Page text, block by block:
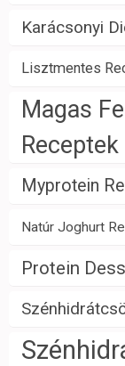
Karácsonyi
Lisztmentes
Magas
Receptek
Myprotein
Natúr Joghurt
Protein